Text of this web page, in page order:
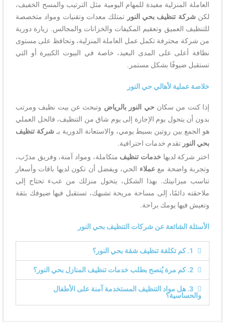
العاملة المنزلية مفيدة للمهام اليومية مثل الترتيب والمسح الخفيف،
لكن شركة تنظيف بحي النور تمتلك معدات وتقنيات ومواد متخصصة
للتنظيف العميق وتعقيم المكيفات والخزانات والمجالس. زيارة دورية
من شركة محترفة تكمل عمل العاملة المنزلية، وتحافظ على مستوى
نظافة أعلى على المدى البعيد، خاصة في البيوت الكبيرة أو التي
تستقبل ضيوفًا بشكل مستمر.
خلاصة عملية لأهالي حي النور
إذا كنت من سكان حي النور بالرياض وتبحث عن بيت نظيف ومرتب
بدون أن يتحول يوم الإجازة إلى يوم شاق من التنظيف، فالحل العملي
هو الجمع بين روتين بسيط يومي، والاستعانة الدورية بـ شركة تنظيف
بحي النور تقدم خدمات احترافية.
اختر شركة لديها خدمات تنظيف متكاملة، ومواد آمنة، وفريق مدرّب،
وتجربة واضحة مععملاء الحي، ويفضل أن تكون لديها باقات وأسعار
تناسب ميزانيتك. بهذا الشكل، يتحول منزلك من عبء تحتاج إلى
ملاحقته دائمًا، إلى مساحة مريحة تشبهك، تستقبل فيها ضيوفك بثقة
وتعيش فيها يومك براحة.
الأسئلة الشائعة عن شركات التنظيف بحي النور
1. كم تكلفة تنظيف شقة بحي النور؟
2. كم مرة يُنصح بطلب خدمات تنظيف المنازل بحي النور؟
3. هل مواد التنظيف المستخدمة آمنة على الأطفال
والحساسية؟